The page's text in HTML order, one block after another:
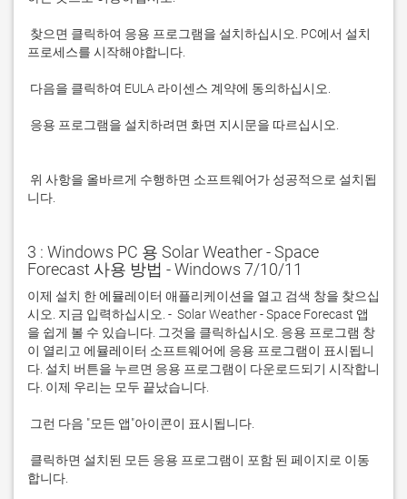
니다.
3 : Windows PC 용 Solar Weather - Space
Forecast 사용 방법 - Windows 7/10/11
이제 설치 한 에뮬레이터 애플리케이션을 열고 검색 창을 찾으십
시오. 지금 입력하십시오. -  Solar Weather - Space Forecast 앱
을 쉽게 볼 수 있습니다. 그것을 클릭하십시오. 응용 프로그램 창
이 열리고 에뮬레이터 소프트웨어에 응용 프로그램이 표시됩니
다. 설치 버튼을 누르면 응용 프로그램이 다운로드되기 시작합니